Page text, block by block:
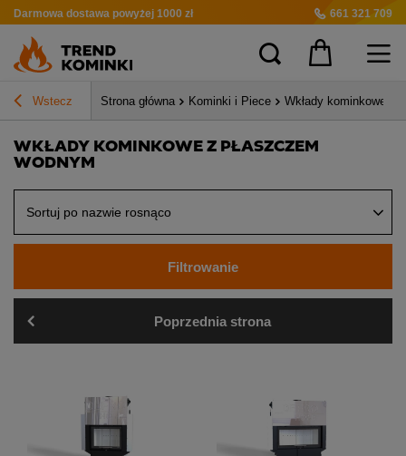
Darmowa dostawa powyżej 1000 zł 661 321 709
Wstecz Strona główna Kominki i Piece Wkłady kominkowe z
WKŁADY KOMINKOWE Z PŁASZCZEM
WODNYM
Sortuj po nazwie rosnąco
Filtrowanie
Poprzednia strona